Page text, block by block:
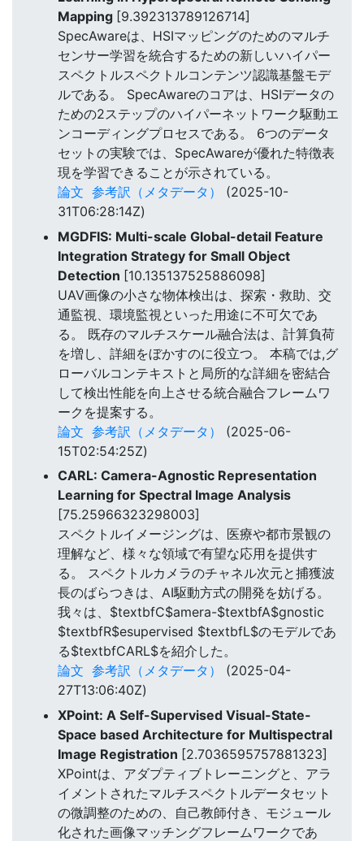
Mapping [9.392313789126714]
SpecAwareは、HSIマッピングのためのマルチ
センサー学習を統合するための新しいハイパー
スペクトルスペクトルコンテンツ認識基盤モデ
ルである。 SpecAwareのコアは、HSIデータの
ための2ステップのハイパーネットワーク駆動エ
ンコーディングプロセスである。 6つのデータ
セットの実験では、SpecAwareが優れた特徴表
現を学習できることが示されている。
論文 参考訳（メタデータ）
(2025-10-
31T06:28:14Z)
MGDFIS: Multi-scale Global-detail Feature
Integration Strategy for Small Object
Detection [10.135137525886098]
UAV画像の小さな物体検出は、探索・救助、交
通監視、環境監視といった用途に不可欠であ
る。 既存のマルチスケール融合法は、計算負荷
を増し、詳細をぼかすのに役立つ。 本稿では,グ
ローバルコンテキストと局所的な詳細を密結合
して検出性能を向上させる統合融合フレームワ
ークを提案する。
論文 参考訳（メタデータ）
(2025-06-
15T02:54:25Z)
CARL: Camera-Agnostic Representation
Learning for Spectral Image Analysis
[75.25966323298003]
スペクトルイメージングは、医療や都市景観の
理解など、様々な領域で有望な応用を提供す
る。 スペクトルカメラのチャネル次元と捕獲波
長のばらつきは、AI駆動方式の開発を妨げる。
我々は、$textbfC$amera-$textbfA$gnostic
$textbfR$esupervised $textbfL$のモデルであ
る$textbfCARL$を紹介した。
論文 参考訳（メタデータ）
(2025-04-
27T13:06:40Z)
XPoint: A Self-Supervised Visual-State-
Space based Architecture for Multispectral
Image Registration [2.7036595757881323]
XPointは、アダプティブトレーニングと、アラ
イメントされたマルチスペクトルデータセット
の微調整のための、自己教師付き、モジュール
化された画像マッチングフレームワークであ